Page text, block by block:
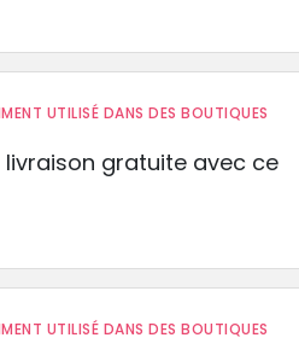
UTILISÉ DANS DES BOUTIQUES
livraison gratuite avec ce
UTILISÉ DANS DES BOUTIQUES